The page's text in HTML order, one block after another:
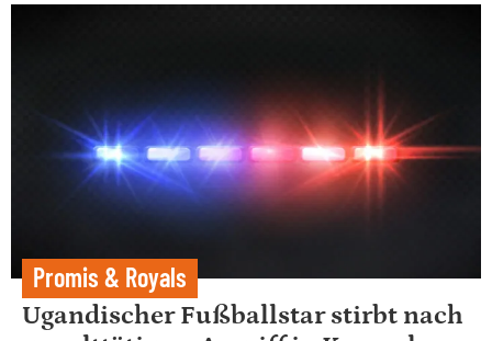
Promis & Royals
Ugandischer Fußballstar stirbt nach